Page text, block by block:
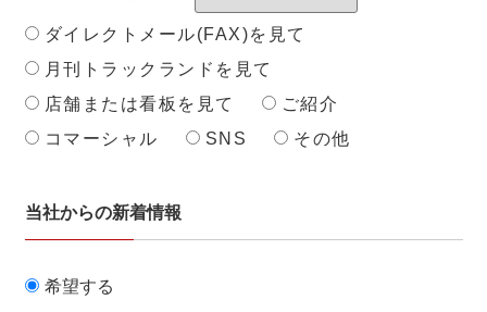
ダイレクトメール(FAX)を見て
月刊トラックランドを見て
店舗または看板を見て
ご紹介
コマーシャル
SNS その他
当社からの新着情報
希望する